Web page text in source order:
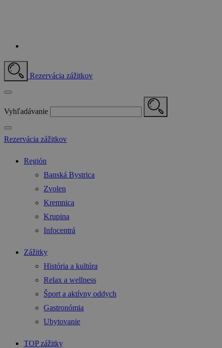
Rezervácia zážitkov
Vyhľadávanie
Rezervácia zážitkov
Región
Banská Bystrica
Zvolen
Kremnica
Krupina
Infocentrá
Zážitky
História a kultúra
Relax a wellness
Šport a aktívny oddych
Gastronómia
Ubytovanie
TOP zážitky